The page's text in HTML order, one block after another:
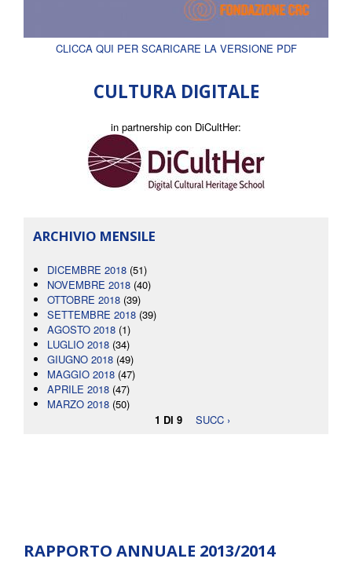
CLICCA QUI PER SCARICARE LA VERSIONE PDF
CULTURA DIGITALE
in partnership con DiCultHer:
ARCHIVIO MENSILE
DICEMBRE 2018 (51)
NOVEMBRE 2018 (40)
OTTOBRE 2018 (39)
SETTEMBRE 2018 (39)
AGOSTO 2018 (1)
LUGLIO 2018 (34)
GIUGNO 2018 (49)
MAGGIO 2018 (47)
APRILE 2018 (47)
MARZO 2018 (50)
1 DI 9
SUCC ›
RAPPORTO ANNUALE 2013/2014